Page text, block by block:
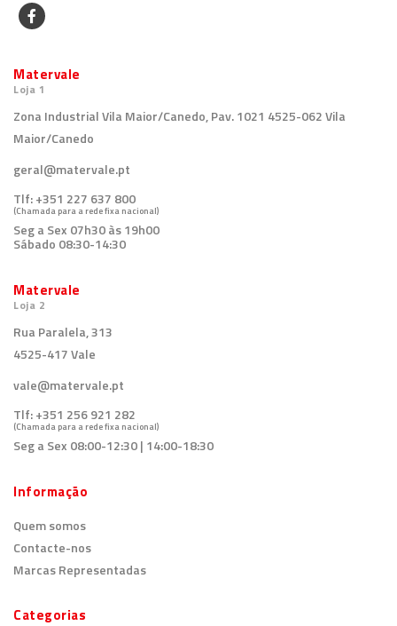
Matervale
Loja 1
Zona Industrial Vila Maior/Canedo, Pav. 1021 4525-062 Vila
Maior/Canedo
geral@matervale.pt
Tlf:+351 227 637 800
(Chamada para a rede fixa nacional)
Seg a Sex 07h30 às 19h00
Sábado 08:30-14:30
Matervale
Loja 2
Rua Paralela, 313
4525-417 Vale
vale@matervale.pt
Tlf:+351 256 921 282
(Chamada para a rede fixa nacional)
Seg a Sex 08:00-12:30 | 14:00-18:30
Informação
Quem somos
Contacte-nos
Marcas Representadas
Categorias